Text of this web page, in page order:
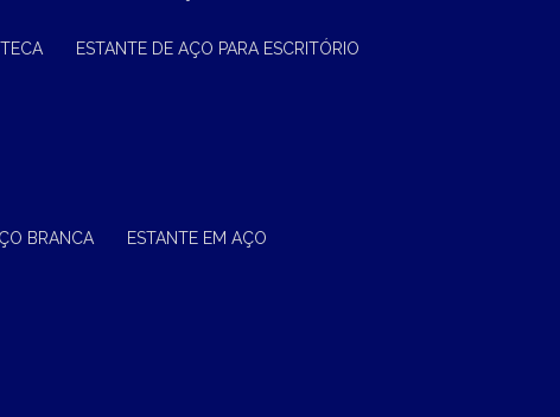
ESTANTE DE AÇO PARA ESCRITÓRIO
BRANCA ESTANTE EM AÇO